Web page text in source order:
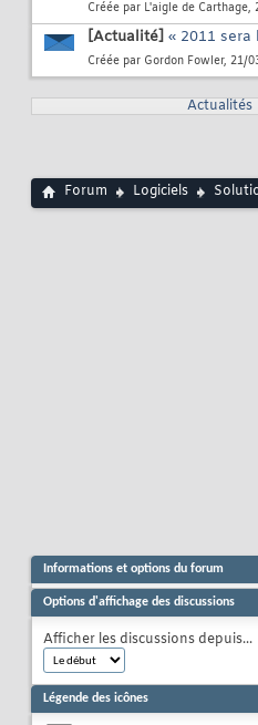
Créée par L'aigle de Carthage,
[Actualité] « 2011 sera
Créée par Gordon Fowler, 21/
Actualités
Forum Logiciels
Informations et options du forum
Options d'affichage des discussions
Afficher les discussions depuis...
Légende des icônes